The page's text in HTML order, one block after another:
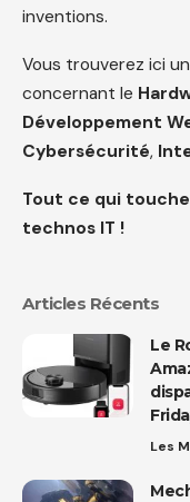
inventions.
Vous trouverez ici
concernant le
Développement
Cybersécurité,
Tout ce qui
technos IT !
Articles Récents
Le
Les